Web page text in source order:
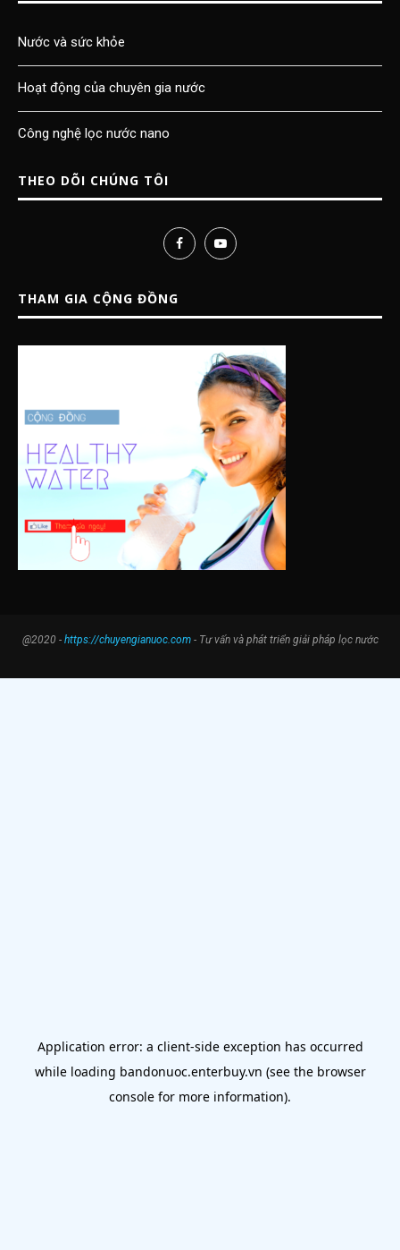
Nước và sức khỏe
Hoạt động của chuyên gia nước
Công nghệ lọc nước nano
THEO DÕI CHÚNG TÔI
THAM GIA CỘNG ĐỒNG
@2020 - https://chuyengianuoc.com- Tư vấn và phát triển giải pháp lọc nước